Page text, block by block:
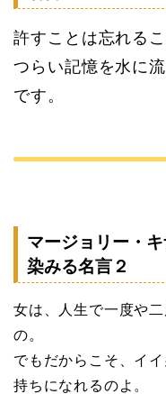
許すことは忘れる
つらい記憶を水に
です。
マージョリー・
染みる名言２
女は、人生で一度や
の。
でもだからこそ、イ
持ちになれるのよ。